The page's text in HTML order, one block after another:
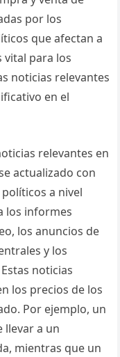
por los
que afectan a
vital para los
noticias relevantes
en el
relevantes en
actualizado con
a nivel
los informes
los anuncios de
y los
noticias
los precios de los
Por ejemplo, un
llevar a un
mientras que un